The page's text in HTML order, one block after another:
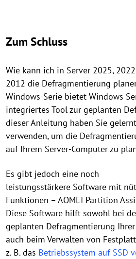
Zum Schluss
Wie kann ich in Server 2025,
2012 die Defragmentierung
Windows-Serie bietet Windows
integriertes Tool zur geplanten
dieser Anleitung haben Sie
verwenden, um die
auf Ihrem Server-Computer zu
Es gibt jedoch eine noch
leistungsstärkere Software mit
Funktionen – AOMEI Partition
Diese Software hilft sowohl bei
geplanten Defragmentierung
auch beim Verwalten von
z. B. das Betriebssystem auf SSD